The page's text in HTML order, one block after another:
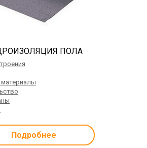
ПОЛА
Подробнее